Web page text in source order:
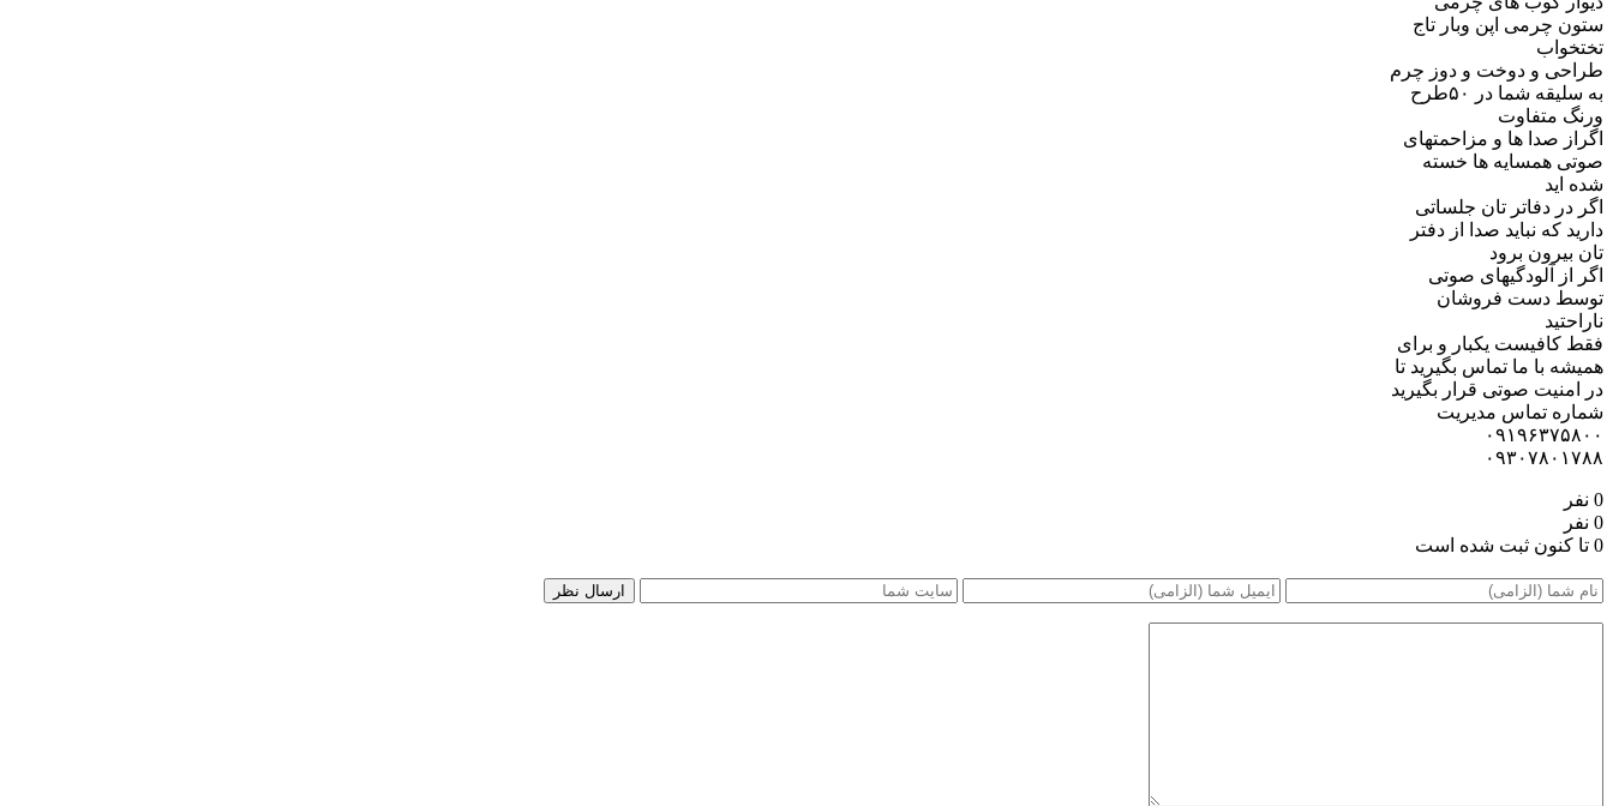
ستون چرمی اپن وبار تاج
تختخواب
طراحی و دوخت و دوز چرم
به سلیقه شما در ۵۰طرح
ورنگ متفاوت
اگراز صدا ها و مزاحمتهای
صوتی همسایه ها خسته
شده اید
اگر در دفاتر تان جلساتی
دارید که نباید صدا از دفتر
تان بیرون برود
اگر از آلودگیهای صوتی
توسط دست فروشان
ناراحتید
فقط کافیست یکبار و برای
همیشه با ما تماس بگیرید تا
در امنیت صوتی قرار بگیرید
شماره تماس مدیریت
۰۹۱۹۶۳۷۵۸۰۰
۰۹۳۰۷۸۰۱۷۸۸
0 نفر
0 نفر
0 تا کنون ثبت شده است